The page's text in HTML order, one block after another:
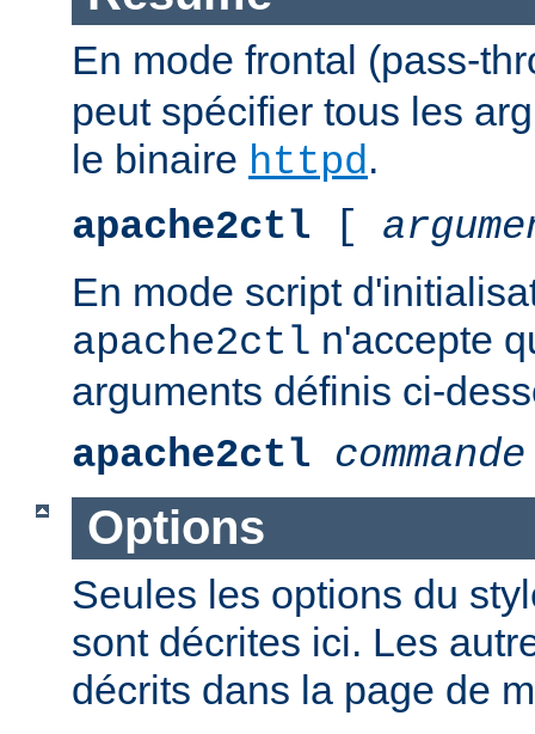
En mode frontal (pass-
peut spécifier tous les
le binaire httpd.
apache2ctl [
En mode script
apache2ctl n'accepte
arguments définis ci-
apache2ctl commande
Options
Seules les options du
sont décrites ici. Les
décrits dans la page de